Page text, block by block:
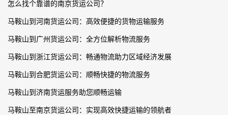
怎么找个靠谱的南京货运公司？
马鞍山到河南货运公司：高效便捷的货物运输服务
马鞍山到广州货运公司：全方位解析物流服务
马鞍山到浙江货运公司：畅通物流助力区域经济发展
马鞍山到合肥货运公司：顺畅快捷的物流服务
马鞍山到济南货运服务助您顺畅运输
马鞍山至南京货运公司：实现高效快捷运输的领航者